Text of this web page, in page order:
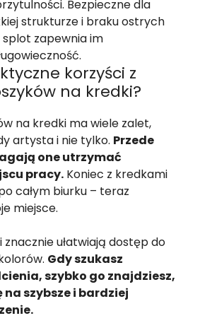
Bezpieczne dla
strukturze i braku ostrych
zapewnia im
korzyści z
na kredki?
na kredki ma wiele zalet,
artysta i nie tylko. Przede
one utrzymać
pracy. Koniec z kredkami
całym biurku – teraz
miejsce.
znacznie ułatwiają dostęp do
Gdy szukasz
szybko go znajdziesz,
na szybsze i bardziej